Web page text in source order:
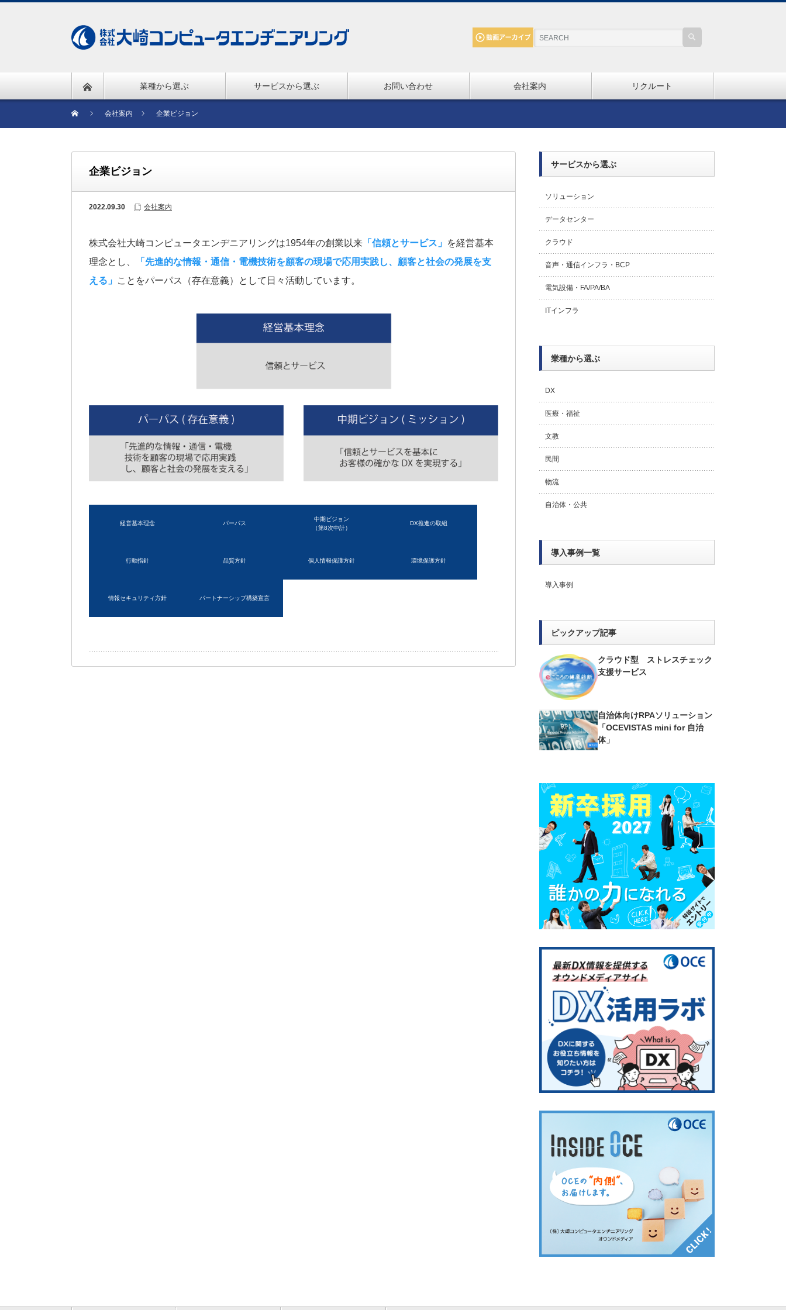
業種から選ぶ サービスから選ぶ お問い合わせ 会社案内 リクルート
会社案内 企業ビジョン
企業ビジョン
2022.09.30 会社案内
株式会社大崎コンピュータエンヂニアリングは1954年の創業以来 「信頼とサービス」 を経営基本
理念とし、
「先進的な情報・通信・電機技術を顧客の現場で応用実践し、顧客と社会の発展を支
える」 ことをパーパス（存在意義）として日々活動しています。
経営基本理念 パーパス
中期ビジョン
（第8次中計）
DX推進の取組
行動指針 品質方針 個人情報保護方針 環境保護方針
情報セキュリティ方針 パートナーシップ構築宣言
サービスから選ぶ
ソリューション
データセンター
クラウド
音声・通信インフラ・BCP
電気設備・FA/PA/BA
ITインフラ
業種から選ぶ
DX
医療・福祉
文教
民間
物流
自治体・公共
導入事例一覧
導入事例
ピックアップ記事
クラウド型 ストレスチェック
支援サービス
自治体向けRPAソリューション
「OCEVISTAS mini for 自治
体」